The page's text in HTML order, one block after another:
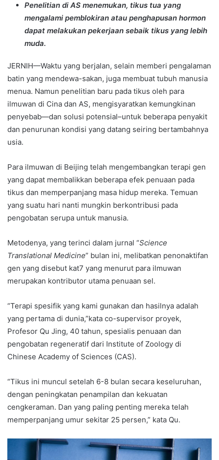
Penelitian di AS menemukan, tikus tua yang
mengalami pemblokiran atau penghapusan hormon
dapat melakukan pekerjaan sebaik tikus yang lebih
muda.
JERNIH—Waktu yang berjalan, selain memberi pengalaman
batin yang mendewa-sakan, juga membuat tubuh manusia
menua. Namun penelitian baru pada tikus oleh para
ilmuwan di Cina dan AS, mengisyaratkan kemungkinan
penyebab—dan solusi potensial–untuk beberapa penyakit
dan penurunan kondisi yang datang seiring bertambahnya
usia.
Para ilmuwan di Beijing telah mengembangkan terapi gen
yang dapat membalikkan beberapa efek penuaan pada
tikus dan memperpanjang masa hidup mereka. Temuan
yang suatu hari nanti mungkin berkontribusi pada
pengobatan serupa untuk manusia.
Metodenya, yang terinci dalam jurnal “Science
Translational Medicine” bulan ini, melibatkan penonaktifan
gen yang disebut kat7 yang menurut para ilmuwan
merupakan kontributor utama penuaan sel.
“Terapi spesifik yang kami gunakan dan hasilnya adalah
yang pertama di dunia,”kata co-supervisor proyek,
Profesor Qu Jing, 40 tahun, spesialis penuaan dan
pengobatan regeneratif dari Institute of Zoology di
Chinese Academy of Sciences (CAS).
“Tikus ini muncul setelah 6-8 bulan secara keseluruhan,
dengan peningkatan penampilan dan kekuatan
cengkeraman. Dan yang paling penting mereka telah
memperpanjang umur sekitar 25 persen,” kata Qu.